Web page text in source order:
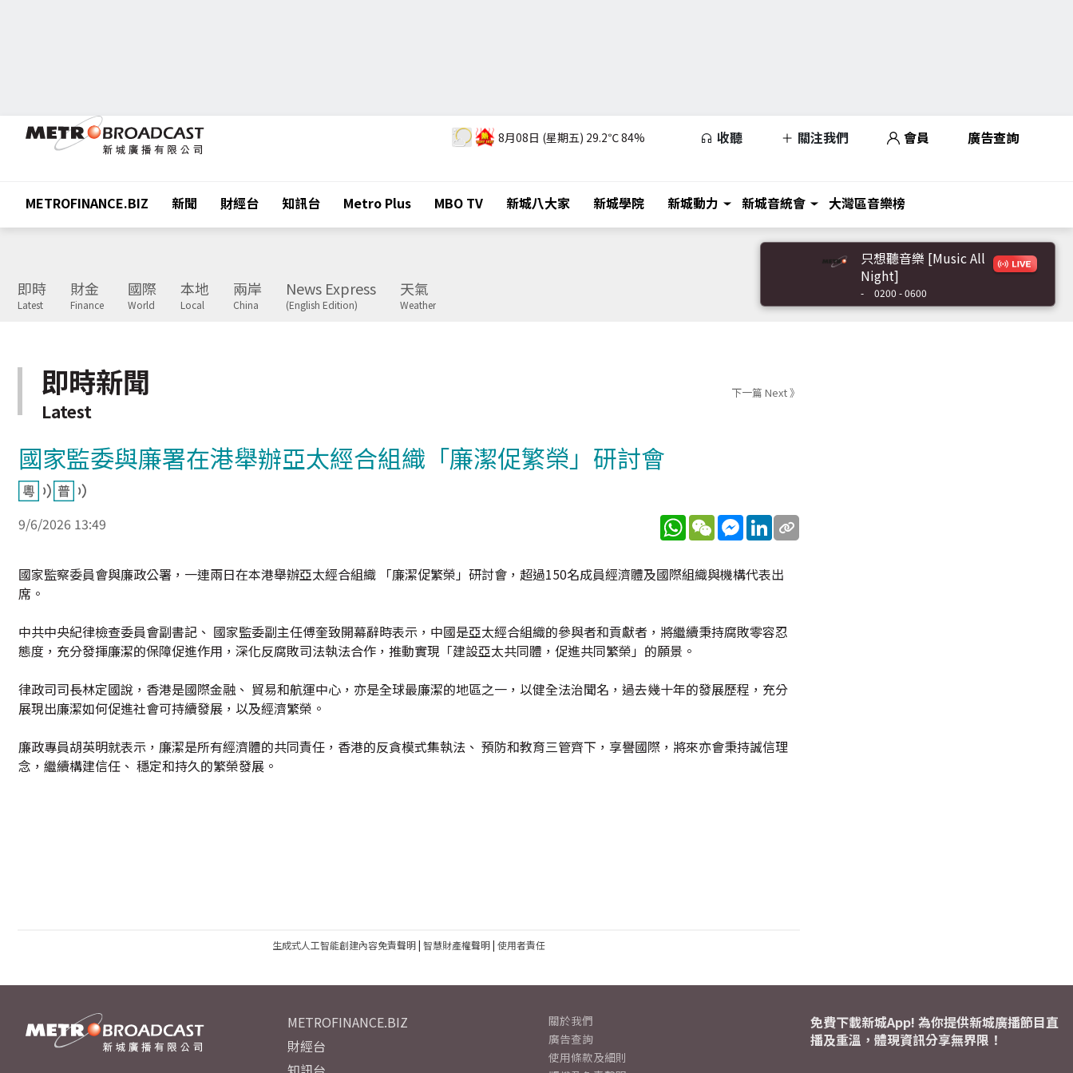
8月08日 (星期五) 29.2℃84% 收聽 關注我們 會員 廣告查詢
METROFINANCE.BIZ 新聞 財經台 知訊台 Metro Plus MBO TV 新城八大家 新城學院 新城動力 新城音統會 大灣區音樂榜
即時
Latest
財金
Finance
國際
World
本地
Local
兩岸
China
News Express
(English Edition)
天氣
Weather
只想聽音樂 [Music All
Night]
- 0200 - 0600
即時新聞
Latest
下一篇 Next 》
國家監委與廉署在港舉辦亞太經合組織「廉潔促繁榮」研討會
9/6/2026 13:49 WhatsApp
WeChatMessenger
LinkedIn
國家監察委員會與廉政公署，一連兩日在本港舉辦亞太經合組織 「廉潔促繁榮」研討會，超過150名成員經濟體及國際組織與機構代表出
席。
中共中央紀律檢查委員會副書記、 國家監委副主任傅奎致開幕辭時表示，中國是亞太經合組織的參與者和貢獻者，將繼續秉持腐敗零容忍
態度，充分發揮廉潔的保障促進作用，深化反腐敗司法執法合作，推動實現「建設亞太共同體，促進共同繁榮」的願景。
律政司司長林定國說，香港是國際金融、 貿易和航運中心，亦是全球最廉潔的地區之一，以健全法治聞名，過去幾十年的發展歷程，充分
展現出廉潔如何促進社會可持續發展，以及經濟繁榮。
廉政專員胡英明就表示，廉潔是所有經濟體的共同責任，香港的反貪模式集執法、 預防和教育三管齊下，享譽國際，將來亦會秉持誠信理
念，繼續構建信任、 穩定和持久的繁榮發展。
生成式人工智能創建內容免責聲明| 智慧財產權聲明| 使用者責任
METROFINANCE.BIZ
財經台
關於我們
廣告查詢
使用條款及細則
免費下載新城App! 為你提供新城廣播節目直
播及重溫，體現資訊分享無界限！